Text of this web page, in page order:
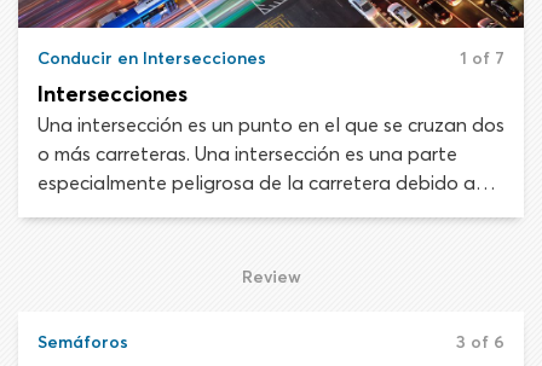
Conducir en Intersecciones 1 of 7
Intersecciones
Una intersección es un punto en el que se cruzan dos
o más carreteras. Una intersección es una parte
especialmente peligrosa de la carretera debido a
que las trayectorias de los vehículos pueden
choque. Según las estadísticas, los choques en
Review
Semáforos 3 of 6